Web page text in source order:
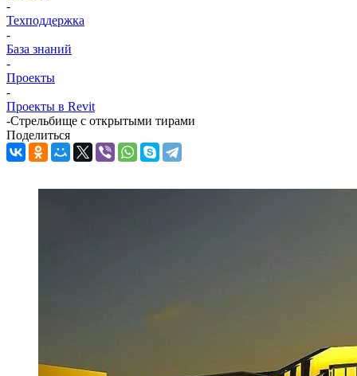
-
Техподдержка
-
База знаний
-
Проекты
-
Проекты в Revit
-Стрельбище с открытыми тирами
Поделиться